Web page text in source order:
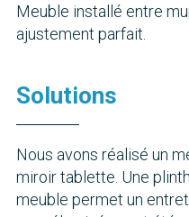
Meuble installé entre
ajustement parfait.
Solutions
Nous avons réalisé un
miroir tablette. Une
meuble permet un